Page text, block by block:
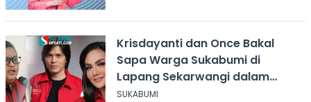
Krisdayanti dan Once Bakal
Sapa Warga Sukabumi di
Lapang Sekarwangi dalam
Rangka Hari ASI Sedunia
SUKABUMI